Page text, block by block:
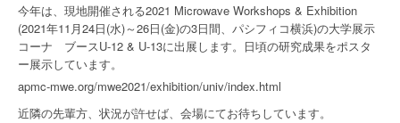
今年は、現地開催される2021 Microwave Workshops & Exhibition
(2021年11月24日(水)～26日(金)の3日間、パシフィコ横浜)の大学展示
コーナ ブースU-12 & U-13に出展します。日頃の研究成果をポスタ
ー展示しています。
apmc-mwe.org/mwe2021/exhibition/univ/index.html
近隣の先輩方、状況が許せば、会場にてお待ちしています。